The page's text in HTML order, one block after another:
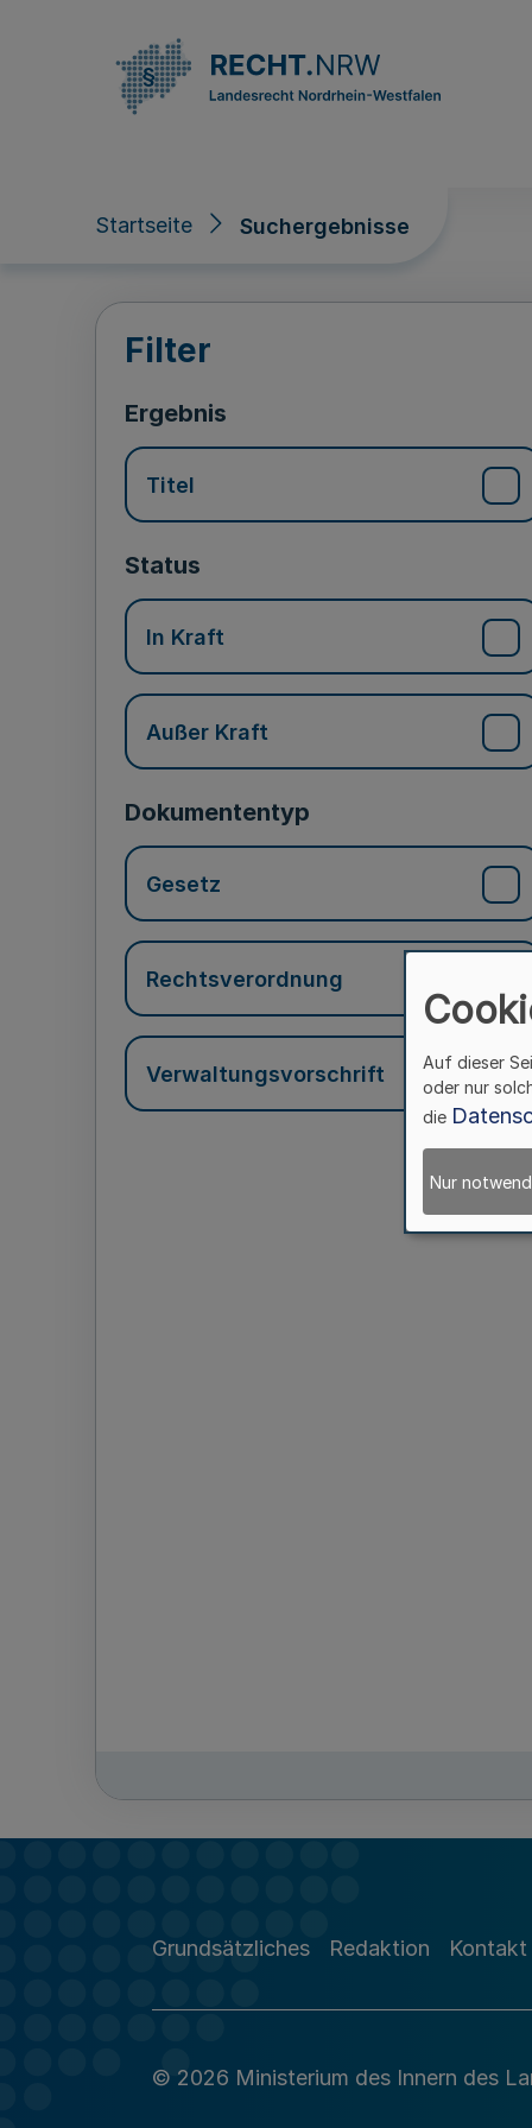
Startseite Suchergebnisse
Suchergebnisse
Filter
Ergebnis
Titel
Status
In Kraft
Außer Kraft
Dokumententyp
Gesetz
Rechtsverordnung
Verwaltungsvorschrift
Grundsätzliches Redaktion Kontakt
© 2026 Ministerium des Innern des
Auf dieser
oder nur
die
Nur